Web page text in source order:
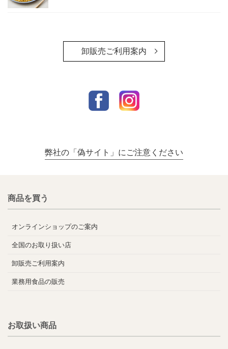
卸販売ご利用案内
弊社の「偽サイト」にご注意ください
商品を買う
オンラインショップのご案内
全国のお取り扱い店
卸販売ご利用案内
業務用食品の販売
お取扱い商品